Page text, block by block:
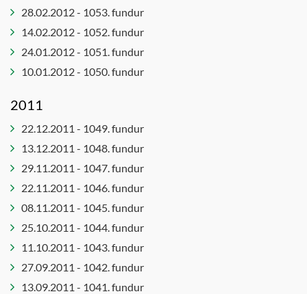
28.02.2012 - 1053. fundur
14.02.2012 - 1052. fundur
24.01.2012 - 1051. fundur
10.01.2012 - 1050. fundur
2011
22.12.2011 - 1049. fundur
13.12.2011 - 1048. fundur
29.11.2011 - 1047. fundur
22.11.2011 - 1046. fundur
08.11.2011 - 1045. fundur
25.10.2011 - 1044. fundur
11.10.2011 - 1043. fundur
27.09.2011 - 1042. fundur
13.09.2011 - 1041. fundur